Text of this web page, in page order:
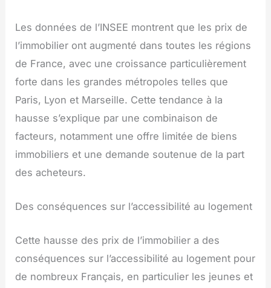
Les données de l’INSEE montrent que les prix de
l’immobilier ont augmenté dans toutes les régions
de France, avec une croissance particulièrement
forte dans les grandes métropoles telles que
Paris, Lyon et Marseille. Cette tendance à la
hausse s’explique par une combinaison de
facteurs, notamment une offre limitée de biens
immobiliers et une demande soutenue de la part
des acheteurs.
Des conséquences sur l’accessibilité au logement
Cette hausse des prix de l’immobilier a des
conséquences sur l’accessibilité au logement pour
de nombreux Français, en particulier les jeunes et